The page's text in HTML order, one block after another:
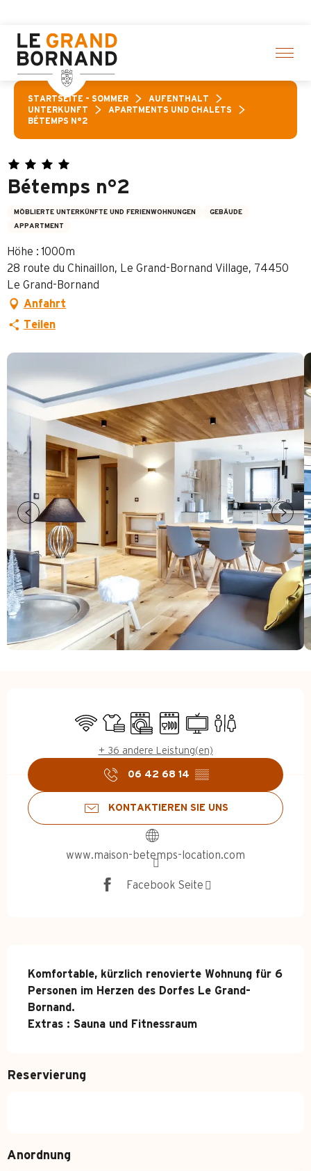
contenu
principal
STARTSEITE – SOMMER
AUFENTHALT
UNTERKUNFT
APARTMENTS UND CHALETS
BÉTEMPS N°2
Bétemps n°2
MÖBLIERTE UNTERKÜNFTE UND FERIENWOHNUNGEN
GEBÄUDE
APPARTMENT
Höhe : 1000m
28 route du Chinaillon, Le Grand-Bornand Village, 74450
Le Grand-Bornand
Anfahrt
Teilen
Öffnungszeiten &
Wi-Fi Bettwäsche und Laken
Waschmaschine
Geschirrspülmaschine
FernsehenToiletten
+ 36 andere Leistung(en)
06 42 68 14 ▒▒
KONTAKTIEREN SIE UNS
www.maison-betemps-location.com
Facebook Seite
Beschreibung
Komfortable, kürzlich renovierte Wohnung für 6
Personen im Herzen des Dorfes Le Grand-
Bornand.
Extras : Sauna und Fitnessraum
Reservierung
Anordnung